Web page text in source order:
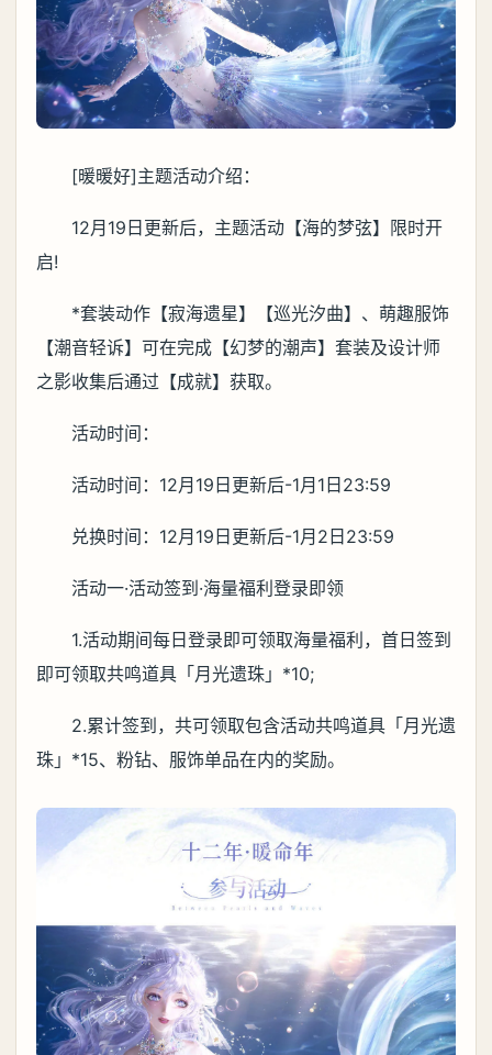
[暖暖好]主题活动介绍：
12月19日更新后，主题活动【海的梦弦】限时开
启!
*套装动作【寂海遗星】【巡光汐曲】、萌趣服饰
【潮音轻诉】可在完成【幻梦的潮声】套装及设计师
之影收集后通过【成就】获取。
活动时间：
活动时间：12月19日更新后-1月1日23:59
兑换时间：12月19日更新后-1月2日23:59
活动一·活动签到·海量福利登录即领
1.活动期间每日登录即可领取海量福利，首日签到
即可领取共鸣道具「月光遗珠」*10;
2.累计签到，共可领取包含活动共鸣道具「月光遗
珠」*15、粉钻、服饰单品在内的奖励。